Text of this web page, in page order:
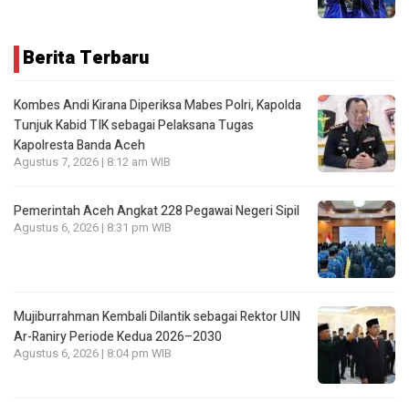
Berita Terbaru
Kombes Andi Kirana Diperiksa Mabes Polri, Kapolda
Tunjuk Kabid TIK sebagai Pelaksana Tugas
Kapolresta Banda Aceh
Agustus 7, 2026 | 8:12 am WIB
Pemerintah Aceh Angkat 228 Pegawai Negeri Sipil
Agustus 6, 2026 | 8:31 pm WIB
Mujiburrahman Kembali Dilantik sebagai Rektor UIN
Ar-Raniry Periode Kedua 2026–2030
Agustus 6, 2026 | 8:04 pm WIB